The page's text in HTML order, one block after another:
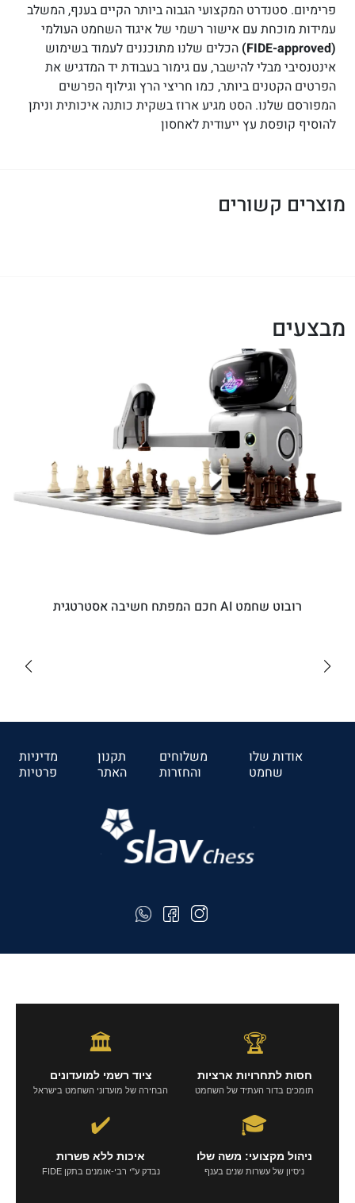
פרימיום. סטנדרט המקצועי הגבוה ביותר הקיים בענף, המשלב
עמידות מוכחת עם אישור רשמי של איגוד השחמט העולמי
(FIDE-approved)
הכלים שלנו מתוכננים לעמוד בשימוש
אינטנסיבי מבלי להישבר, עם גימור בעבודת יד המדגיש את
הפרטים הקטנים ביותר, כמו חריצי הרץ וגילוף הפרשים
המפורסם שלנו. הסט מגיע ארוז בשקית כותנה איכותית וניתן
להוסיף קופסת עץ ייעודית לאחסון
מוצרים קשורים
מבצעים
רובוט שחמט AI חכם המפתח חשיבה אסטרטגית
אודות שלו
שחמט
משלוחים
והחזרות
תקנון
האתר
מדיניות
פרטיות
🏆
חסות לתחרויות ארציות
תומכים בדור העתיד של השחמט
🏛️
ציוד רשמי למועדונים
הבחירה של מועדוני השחמט בישראל
🎓
ניהול מקצועי: משה שלו
ניסיון של עשרות שנים בענף
✔️
איכות ללא פשרות
נבדק ע"י רבי-אומנים בתקן FIDE